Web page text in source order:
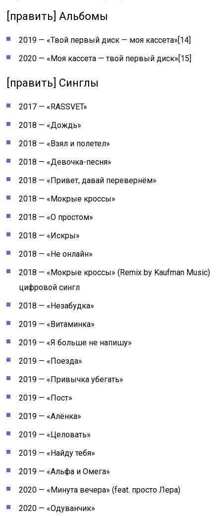
[править] Альбомы
2019 — «Твой первый диск — моя кассета»[14]
2020 — «Моя кассета — твой первый диск»[15]
[править] Синглы
2017 — «RASSVET»
2018 — «Дождь»
2018 — «Взял и полетел»
2018 — «Девочка-песня»
2018 — «Привет, давай перевернём»
2018 — «Мокрые кроссы»
2018 — «О простом»
2018 — «Искры»
2018 — «Не онлайн»
2018 — «Мокрые кроссы» (Remix by Kaufman Music)
цифровой сингл
2018 — «Незабудка»
2019 — «Витаминка»
2019 — «Я больше не напишу»
2019 — «Поезда»
2019 — «Привычка убегать»
2019 — «Пост»
2019 — «Алёнка»
2019 — «Целовать»
2019 — «Найду тебя»
2019 — «Альфа и Омега»
2020 — «Минута вечера» (feat. просто Лера)
2020 — «Одуванчик»